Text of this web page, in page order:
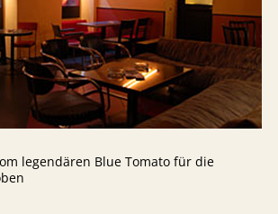
legendären Blue Tomato für die